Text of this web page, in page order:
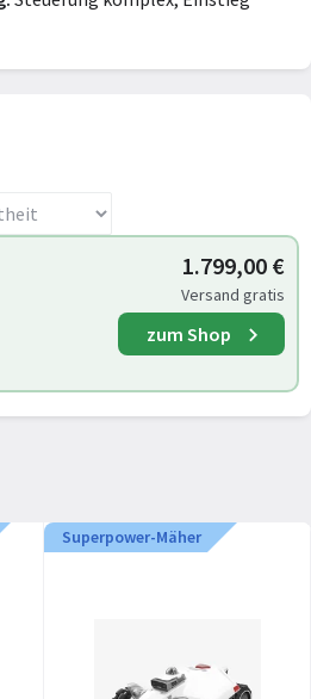
1.799,00 €
Versand gratis
zum Shop
Superpower-Mäher